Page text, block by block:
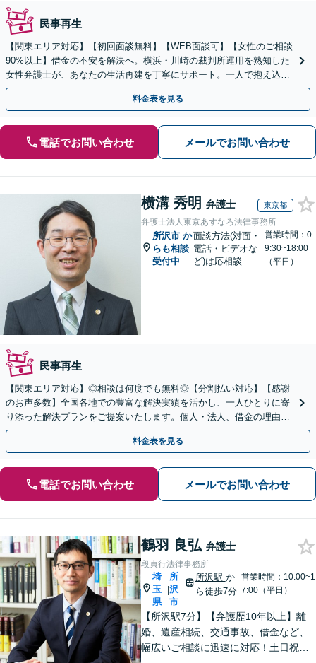
民事再生
【関東エリア対応】【初回面談無料】【WEB面談可】【女性のご相談
90%以上】借金の不安を解決へ。横浜・川崎の裁判所運用を熟知した
女性弁護士が、あなたの生活再建を丁寧にサポート。一人で抱え込ま
ず、新しい人生への一歩をここから踏み出しませんか。
料金表を見る
電話でお問い合わせ メールでお問い合わせ
横溝 秀明 弁護士 東京都
弁護士法人東京あすなろ法律事務所
所沢市 か
らも相談
受付中
面談方法(対面・
電話・ビデオな
ど)は応相談
営業時間：0
9:30~18:00
（平日）
民事再生
【関東エリア対応】◎相談は何度でも無料◎【分割払い対応】【感謝
のお声多数】全国各地での豊富な解決実績を活かし、一人ひとりに寄
り添った解決プランをご提案いたします。個人・法人、借金の理由に
問わず柔軟に対応しますので、まずはお気軽にご相談を
料金表を見る
電話でお問い合わせ メールでお問い合わせ
鶴羽 良弘 弁護士
段貞行法律事務所
埼
玉
県
|
所
沢
市
所沢駅 か
ら徒歩7分
営業時間：10:00~1
7:00（平日）
【所沢駅7分】【弁護歴10年以上】離
婚、遺産相続、交通事故、借金など、
幅広いご相談に迅速に対応！土日祝夜